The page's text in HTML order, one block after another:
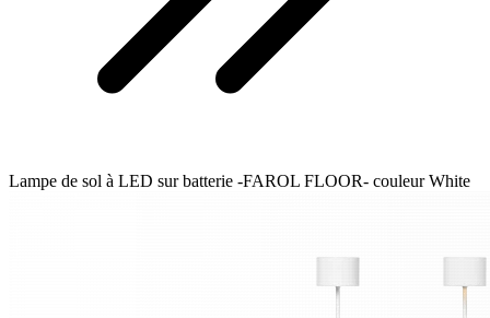
Lampe de sol à LED sur batterie -FAROL FLOOR- couleur White